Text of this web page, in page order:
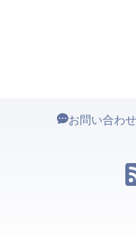
お問い合わせ